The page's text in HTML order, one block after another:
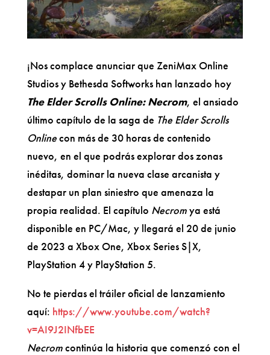
¡Nos complace anunciar que ZeniMax Online
Studios y Bethesda Softworks han lanzado hoy
The Elder Scrolls Online: Necrom, el ansiado
último capítulo de la saga de The Elder Scrolls
Onlinecon más de 30 horas de contenido
nuevo, en el que podrás explorar dos zonas
inéditas, dominar la nueva clase arcanista y
destapar un plan siniestro que amenaza la
propia realidad. El capítulo Necromya está
disponible en PC/Mac, y llegará el 20 de junio
de 2023 a Xbox One, Xbox Series S|X,
PlayStation 4 y PlayStation 5.
No te pierdas el tráiler oficial de lanzamiento
aquí: https://www.youtube.com/watch?
v=AI9J2INfbEE
Necromcontinúa la historia que comenzó con el